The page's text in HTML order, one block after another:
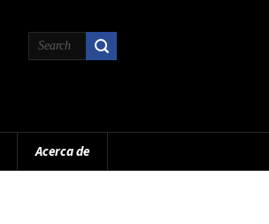
Acerca de